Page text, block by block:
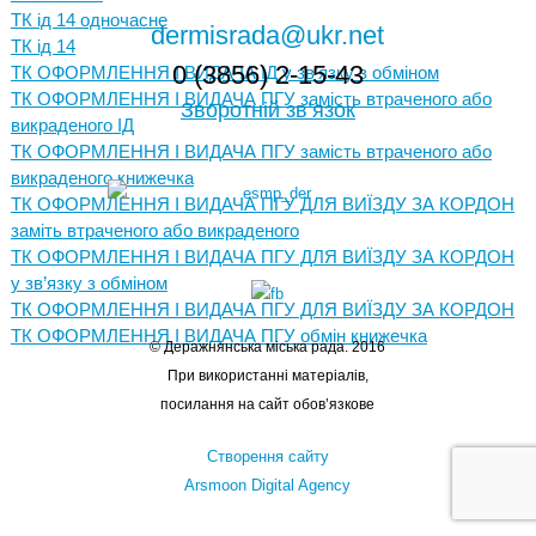
ТК ід 14 одночасне
ТК ід 14
ТК ОФОРМЛЕННЯ І ВИДАЧА ІД у зв’язку з обміном
ТК ОФОРМЛЕННЯ І ВИДАЧА ПГУ замість втраченого або
викраденого ІД
ТК ОФОРМЛЕННЯ І ВИДАЧА ПГУ замість втраченого або
викраденого книжечка
ТК ОФОРМЛЕННЯ І ВИДАЧА ПГУ ДЛЯ ВИЇЗДУ ЗА КОРДОН
заміть втраченого або викраденого
ТК ОФОРМЛЕННЯ І ВИДАЧА ПГУ ДЛЯ ВИЇЗДУ ЗА КОРДОН
у зв’язку з обміном
ТК ОФОРМЛЕННЯ І ВИДАЧА ПГУ ДЛЯ ВИЇЗДУ ЗА КОРДОН
ТК ОФОРМЛЕННЯ І ВИДАЧА ПГУ обмін книжечка
dermisrada@ukr.net
0 (3856) 2-15-43
Зворотній зв’язок
© Деражнянська міська рада. 2016
При використанні матеріалів,
посилання на сайт обов’язкове
Створення сайту
Arsmoon Digital Agency